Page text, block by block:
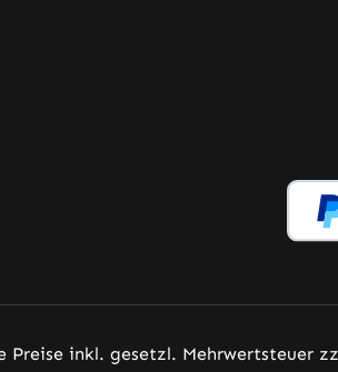
– öffnet in neuem Tab (externer Link)
an – öffnet in neuem Tab
auf YouTube an – öffnet in neuem
Preise inkl. gesetzl. Mehrwertsteuer